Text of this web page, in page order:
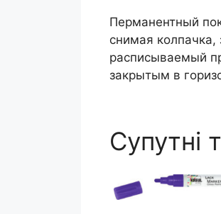
Перманентный
снимая колпачка,
расписываемый
закрытым в
Супутні